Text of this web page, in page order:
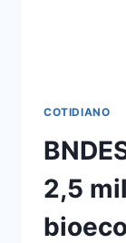
COTIDIANO
2,5